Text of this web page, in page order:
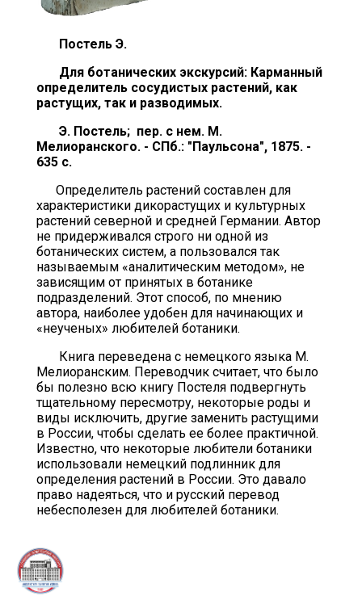
Постель Э.
Для ботанических экскурсий: Карманный
определитель сосудистых растений, как
растущих, так и разводимых.
Э. Постель; пер. с нем. М.
Мелиоранского. - СПб.: "Паульсона", 1875. -
635 с.
Определитель растений составлен для
характеристики дикорастущих и культурных
растений северной и средней Германии. Автор
не придерживался строго ни одной из
ботанических систем, а пользовался так
называемым «аналитическим методом», не
зависящим от принятых в ботанике
подразделений. Этот способ, по мнению
автора, наиболее удобен для начинающих и
«неученых» любителей ботаники.
Книга переведена с немецкого языка М.
Мелиоранским. Переводчик считает, что было
бы полезно всю книгу Постеля подвергнуть
тщательному пересмотру, некоторые роды и
виды исключить, другие заменить растущими
в России, чтобы сделать ее более практичной.
Известно, что некоторые любители ботаники
использовали немецкий подлинник для
определения растений в России. Это давало
право надеяться, что и русский перевод
небесполезен для любителей ботаники.